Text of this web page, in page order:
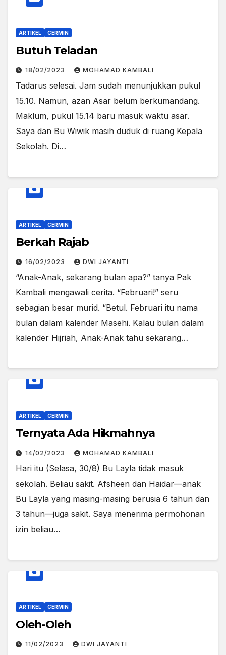
ARTIKEL CERMIN
Butuh Teladan
18/02/2023 MOHAMAD KAMBALI
Tadarus selesai. Jam sudah menunjukkan pukul
15.10. Namun, azan Asar belum berkumandang.
Maklum, pukul 15.14 baru masuk waktu asar.
Saya dan Bu Wiwik masih duduk di ruang Kepala
Sekolah. Di…
ARTIKEL CERMIN
Berkah Rajab
16/02/2023 DWI JAYANTI
“Anak-Anak, sekarang bulan apa?” tanya Pak
Kambali mengawali cerita. “Februari!” seru
sebagian besar murid. “Betul. Februari itu nama
bulan dalam kalender Masehi. Kalau bulan dalam
kalender Hijriah, Anak-Anak tahu sekarang…
ARTIKEL CERMIN
Ternyata Ada Hikmahnya
14/02/2023 MOHAMAD KAMBALI
Hari itu (Selasa, 30/8) Bu Layla tidak masuk
sekolah. Beliau sakit. Afsheen dan Haidar—anak
Bu Layla yang masing-masing berusia 6 tahun dan
3 tahun—juga sakit. Saya menerima permohonan
izin beliau…
ARTIKEL CERMIN
Oleh-Oleh
11/02/2023 DWI JAYANTI